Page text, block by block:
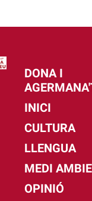
DONA I
INICI
CULTURA
LLENGUA
MEDI
OPINIÓ